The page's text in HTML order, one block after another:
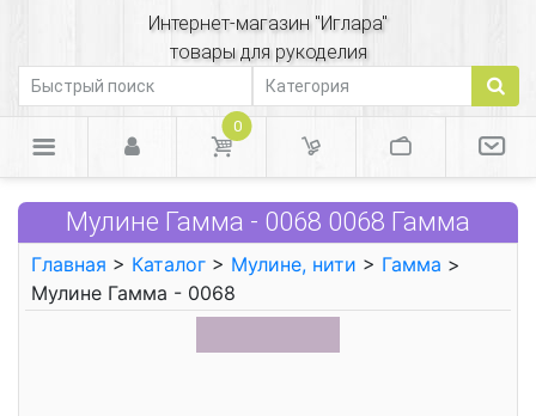
Интернет-магазин "Иглара"
товары для рукоделия
0
Мулине Гамма - 0068 0068 Гамма
Главная > Каталог > Мулине, нити > Гамма >
Мулине Гамма - 0068